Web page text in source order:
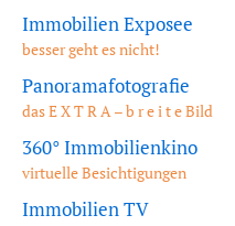
Immobilien Exposee
besser geht es nicht!
Panoramafotografie
das E X T R A – b r e i t e Bild
360° Immobilienkino
virtuelle Besichtigungen
Immobilien TV